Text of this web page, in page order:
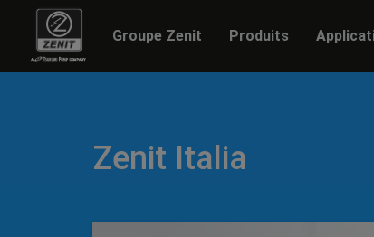
Groupe Zenit Produits
Zenit Italia